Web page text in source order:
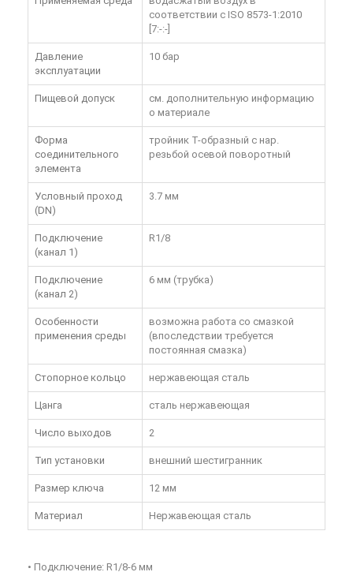
соответствии с ISO 8573-1:2010
[7:-:-]
Давление
эксплуатации
10 бар
Пищевой допуск
см. дополнительную информацию
о материале
Форма
соединительного
элемента
тройник T-образный с нар.
резьбой осевой поворотный
Условный проход
(DN)
3.7 мм
Подключение
(канал 1)
R1/8
Подключение
(канал 2)
6 мм (трубка)
Особенности
применения среды
возможна работа со смазкой
(впоследствии требуется
постоянная смазка)
Стопорное кольцо нержавеющая сталь
Цанга сталь нержавеющая
Число выходов 2
Тип установки внешний шестигранник
Размер ключа 12 мм
Материал Нержавеющая сталь
• Подключение: R1/8-6 мм